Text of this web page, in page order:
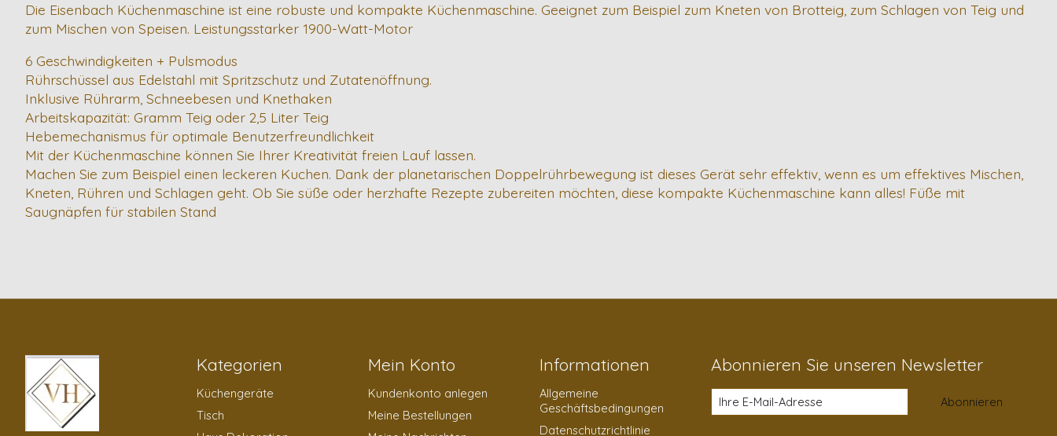
Die Eisenbach Küchenmaschine ist eine robuste und kompakte Küchenmaschine. Geeignet zum Beispiel zum Kneten von Brotteig, zum Schlagen von Teig und
zum Mischen von Speisen. Leistungsstarker 1900-Watt-Motor
6 Geschwindigkeiten + Pulsmodus
Rührschüssel aus Edelstahl mit Spritzschutz und Zutatenöffnung.
Inklusive Rührarm, Schneebesen und Knethaken
Arbeitskapazität: Gramm Teig oder 2,5 Liter Teig
Hebemechanismus für optimale Benutzerfreundlichkeit
Mit der Küchenmaschine können Sie Ihrer Kreativität freien Lauf lassen.
Machen Sie zum Beispiel einen leckeren Kuchen. Dank der planetarischen Doppelrührbewegung ist dieses Gerät sehr effektiv, wenn es um effektives Mischen,
Kneten, Rühren und Schlagen geht. Ob Sie süße oder herzhafte Rezepte zubereiten möchten, diese kompakte Küchenmaschine kann alles! Füße mit
Saugnäpfen für stabilen Stand
Kategorien
Küchengeräte
Tisch
Mein Konto
Kundenkonto anlegen
Meine Bestellungen
Informationen
Allgemeine
Geschäftsbedingungen
Datenschutzrichtlinie
Abonnieren Sie unseren Newsletter
Abonnieren